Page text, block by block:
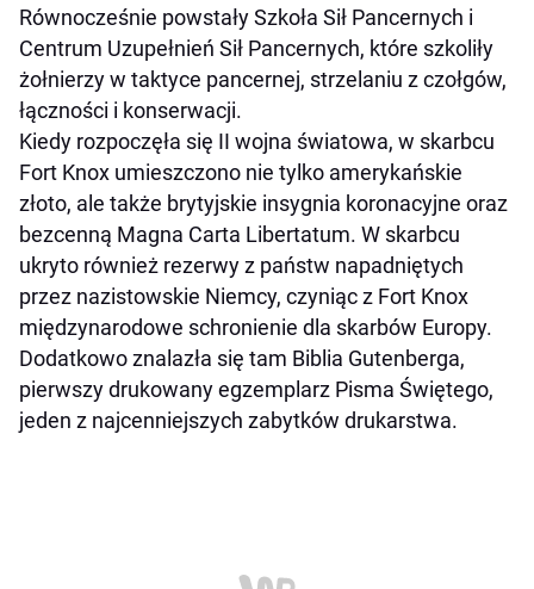
Równocześnie powstały Szkoła Sił Pancernych i
Centrum Uzupełnień Sił Pancernych, które szkoliły
żołnierzy w taktyce pancernej, strzelaniu z czołgów,
łączności i konserwacji.
Kiedy rozpoczęła się II wojna światowa, w skarbcu
Fort Knox umieszczono nie tylko amerykańskie
złoto, ale także brytyjskie insygnia koronacyjne oraz
bezcenną Magna Carta Libertatum. W skarbcu
ukryto również rezerwy z państw napadniętych
przez nazistowskie Niemcy, czyniąc z Fort Knox
międzynarodowe schronienie dla skarbów Europy.
Dodatkowo znalazła się tam Biblia Gutenberga,
pierwszy drukowany egzemplarz Pisma Świętego,
jeden z najcenniejszych zabytków drukarstwa.